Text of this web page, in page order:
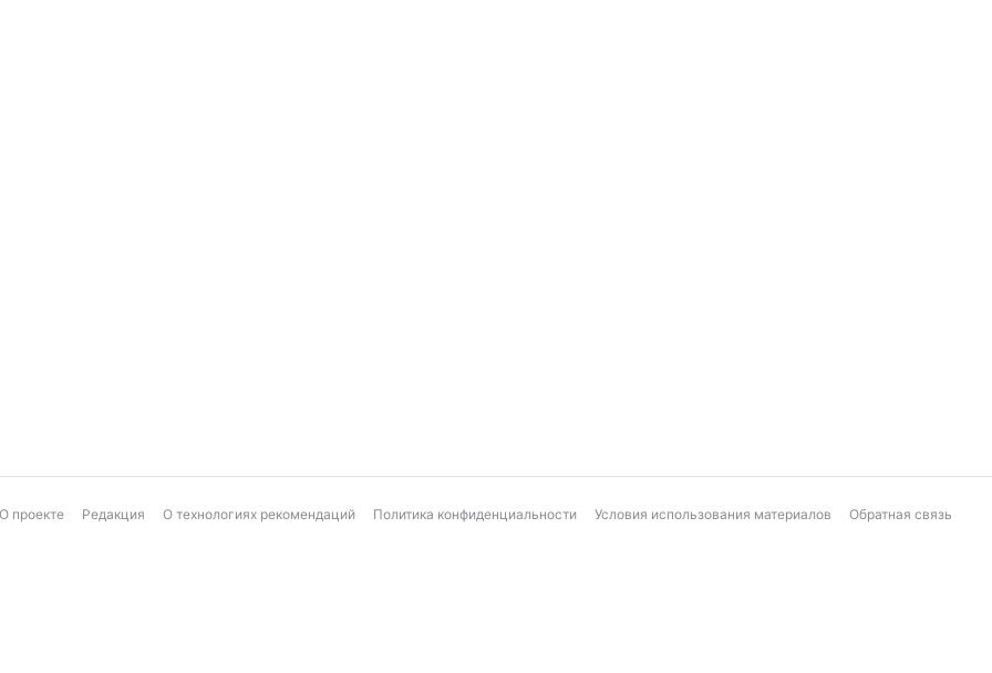
О проекте Редакция О технологиях рекомендаций Политика конфиденциальности Условия использования материалов Обратная связь